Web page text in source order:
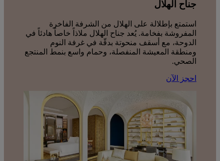
جناح الهلال
استمتع بإطلالة على الهلال من الشرفة الفاخرة
المفروشة بفخامة. يُعد جناح الهلال ملاذاً خاصاً هادئاً في
الدوحة، مع أسقف منحوتة بدقّة في غرفة النوم
ومنطقة المعيشة المنفصلة، وحمام واسع بنمط المنتجع
الصحي.
احجز الآن